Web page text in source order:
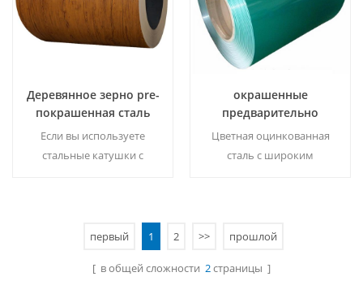
Минимальный заказ: 20
тонн/�
Деревянное зерно pre-
покрашенная сталь
galvalume
спиралью для
Если вы используете
стальные катушки с
и нет необходимости,
чтобы добавить любой
декоративный
Читать Далее
окрашенные
предварительно
окрашенные стальные
промышленного
Цветная оцинкованная
сталь с широким
Читать Далее
первый 1 2 >> прошлой
[ в общей сложности 2страницы ]